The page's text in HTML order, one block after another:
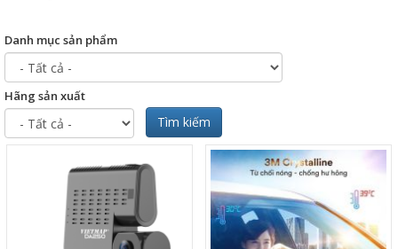
Danh mục sản phẩm
Hãng sản xuất
Tìm kiếm